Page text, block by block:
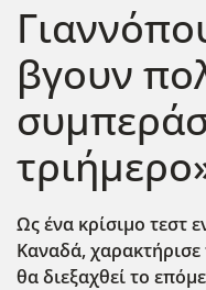
βγουν
Ως ένα κρίσιμο τεστ
Καναδά,
θα διεξαχθεί το